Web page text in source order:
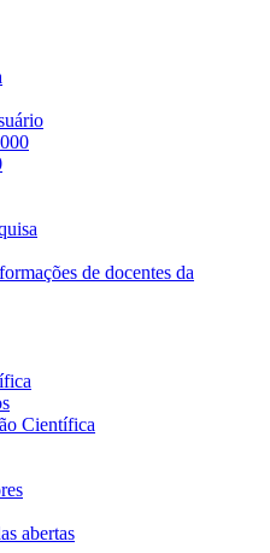
de docentes da
Científica
abertas